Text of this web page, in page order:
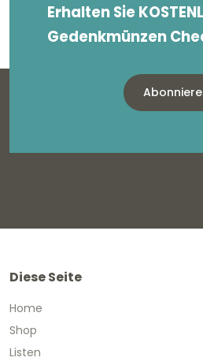
Erhalten Sie
Gedenkmünzen
Diese Seite
Home
Shop
Listen